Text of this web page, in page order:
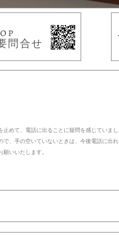
問合せ
めて、電話に出ることに疑問を感じていまし
、手の空いていないときは、今後電話に出れ
いいたします。